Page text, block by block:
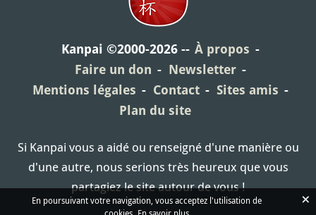
Kanpai ©2000-2026
À propos
Faire un don
Newsletter
Mentions légales
Contact
Sites amis
Plan du site
Si Kanpai vous a aidé ou renseigné d'une manière ou
d'une autre, nous serions très heureux que vous
partagiez le site autour de vous !
En poursuivant votre navigation, vous acceptez l'utilisation de
×